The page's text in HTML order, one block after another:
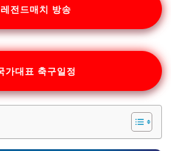
레전드매치 방송
가대표 축구일정